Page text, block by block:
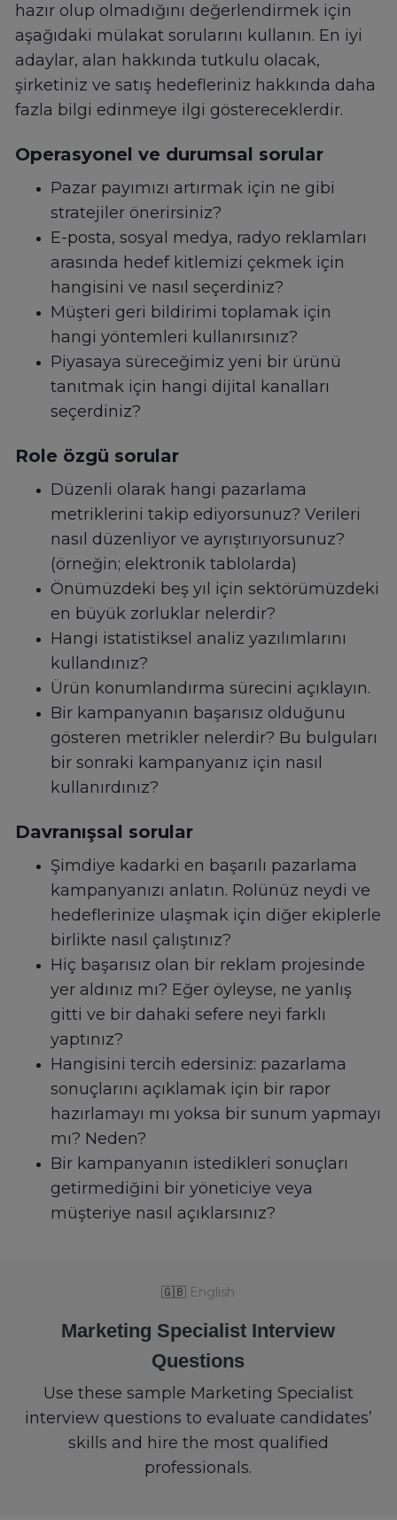
hazır olup olmadığını değerlendirmek için
aşağıdaki mülakat sorularını kullanın. En iyi
adaylar, alan hakkında tutkulu olacak,
şirketiniz ve satış hedefleriniz hakkında daha
fazla bilgi edinmeye ilgi göstereceklerdir.
Operasyonel ve durumsal sorular
Pazar payımızı artırmak için ne gibi
stratejiler önerirsiniz?
E-posta, sosyal medya, radyo reklamları
arasında hedef kitlemizi çekmek için
hangisini ve nasıl seçerdiniz?
Müşteri geri bildirimi toplamak için
hangi yöntemleri kullanırsınız?
Piyasaya süreceğimiz yeni bir ürünü
tanıtmak için hangi dijital kanalları
seçerdiniz?
Role özgü sorular
Düzenli olarak hangi pazarlama
metriklerini takip ediyorsunuz? Verileri
nasıl düzenliyor ve ayrıştırıyorsunuz?
(örneğin; elektronik tablolarda)
Önümüzdeki beş yıl için sektörümüzdeki
en büyük zorluklar nelerdir?
Hangi istatistiksel analiz yazılımlarını
kullandınız?
Ürün konumlandırma sürecini açıklayın.
Bir kampanyanın başarısız olduğunu
gösteren metrikler nelerdir? Bu bulguları
bir sonraki kampanyanız için nasıl
kullanırdınız?
Davranışsal sorular
Şimdiye kadarki en başarılı pazarlama
kampanyanızı anlatın. Rolünüz neydi ve
hedeflerinize ulaşmak için diğer ekiplerle
birlikte nasıl çalıştınız?
Hiç başarısız olan bir reklam projesinde
yer aldınız mı? Eğer öyleyse, ne yanlış
gitti ve bir dahaki sefere neyi farklı
yaptınız?
Hangisini tercih edersiniz: pazarlama
sonuçlarını açıklamak için bir rapor
hazırlamayı mı yoksa bir sunum yapmayı
mı? Neden?
Bir kampanyanın istedikleri sonuçları
getirmediğini bir yöneticiye veya
müşteriye nasıl açıklarsınız?
🇬🇧 English
Marketing Specialist Interview
Questions
Use these sample Marketing Specialist
interview questions to evaluate candidates’
skills and hire the most qualified
professionals.